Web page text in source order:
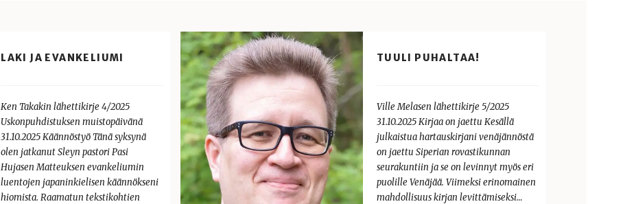
LAKI JA EVANKELIUMI
Ken Takakin lähettikirje 4/2025
Uskonpuhdistuksen muistopäivänä
31.10.2025 Käännöstyö Tänä syksynä
olen jatkanut Sleyn pastori Pasi
Hujasen Matteuksen evankeliumin
luentojen japaninkielisen käännökseni
hiomista. Raamatun tekstikohtien
TUULI PUHALTAA!
Ville Melasen lähettikirje 5/2025
31.10.2025 Kirjaa on jaettu Kesällä
julkaistua hartauskirjani venäjännöstä
on jaettu Siperian rovastikunnan
seurakuntiin ja se on levinnyt myös eri
puolille Venäjää. Viimeksi erinomainen
mahdollisuus kirjan levittämiseksi…